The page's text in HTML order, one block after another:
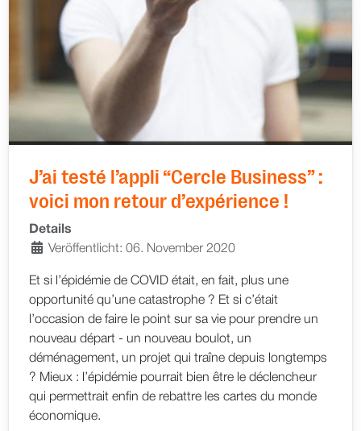
J’ai testé l’appli “Cercle Business” :
voici mon retour d’expérience !
Details
Veröffentlicht: 06. November 2020
Et si l’épidémie de COVID était, en fait, plus une
opportunité qu’une catastrophe ? Et si c’était
l’occasion de faire le point sur sa vie pour prendre un
nouveau départ - un nouveau boulot, un
déménagement, un projet qui traîne depuis longtemps
? Mieux : l’épidémie pourrait bien être le déclencheur
qui permettrait enfin de rebattre les cartes du monde
économique.